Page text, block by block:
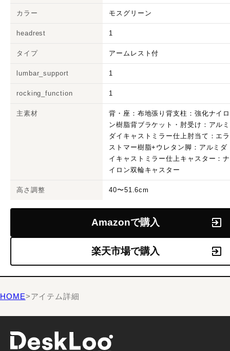
カラー モスグリーン
headrest 1
タイプ アームレスト付
lumbar_support 1
rocking_function 1
主素材
背・座：布地張り背支柱：強化ナイロ
ン樹脂背ブラケット・肘受け：アルミ
ダイキャストミラー仕上肘当て：エラ
ストマー樹脂+ウレタン脚：アルミダ
イキャストミラー仕上キャスター：ナ
イロン双輪キャスター
高さ調整 40〜51.6cm
Amazonで購入
楽天市場で購入
HOME>アイテム詳細